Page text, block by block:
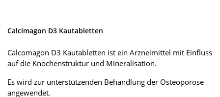
Calcimagon D3 Kautabletten
Calcomagon D3 Kautabletten ist ein Arzneimittel mit Einfluss
auf die Knochenstruktur und Mineralisation.
Es wird zur unterstützenden Behandlung der Osteoporose
angewendet.